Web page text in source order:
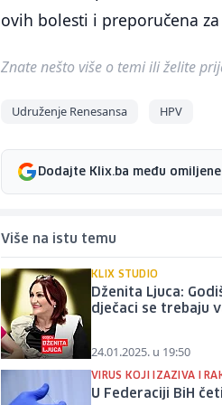
ovih bolesti i preporučena
Znate nešto više o temi ili želite
Udruženje Renesansa HPV
Dodajte Klix.ba među
Više na istu temu
KLIX STUDIO
Dženita Ljuca:
dječaci se trebaju
24.01.2025. u 19:50
VIRUS KOJI IZAZIVA I
U Federaciji BiH